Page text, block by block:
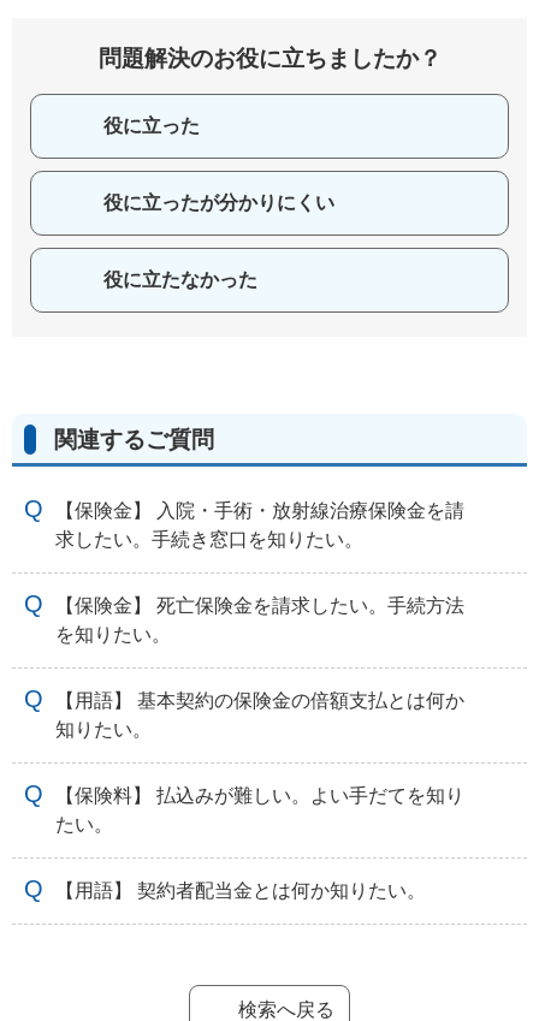
問題解決のお役に立ちましたか？
役に立った
役に立ったが分かりにくい
役に立たなかった
関連するご質問
【保険金】 入院・手術・放射線治療保険金を請
求したい。手続き窓口を知りたい。
【保険金】 死亡保険金を請求したい。手続方法
を知りたい。
【用語】 基本契約の保険金の倍額支払とは何か
知りたい。
【保険料】 払込みが難しい。よい手だてを知り
たい。
【用語】 契約者配当金とは何か知りたい。
検索へ戻る